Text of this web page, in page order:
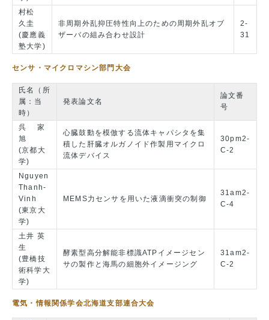
村松
久圭
(慶應義
塾大学)
非周期外乱抑圧特性向上のための周期外乱オブ
ザーバの組み合わせ設計
2-
31
センサ・マイクロマシン部門大会
氏名（所
属：当
時）
発表論文名
論文番
号
呉 家
旭
(京都大
学)
心臓鼓動を模倣する流体キャパシタを集
積した肝臓オルガノイド作製用マイクロ
流体デバイス
30pm2-
C-2
Nguyen
Thanh-
Vinh
(東京大
学)
MEMS力センサを用いた液滴衝突の制御
31am2-
C-4
土井 英
生
(豊橋技
術科学大
学)
酵素型高分解能非標識ATPイメージセン
サの製作と海馬の細胞外イメージング
31am2-
C-2
電気・情報関係学会北海道支部連合大会